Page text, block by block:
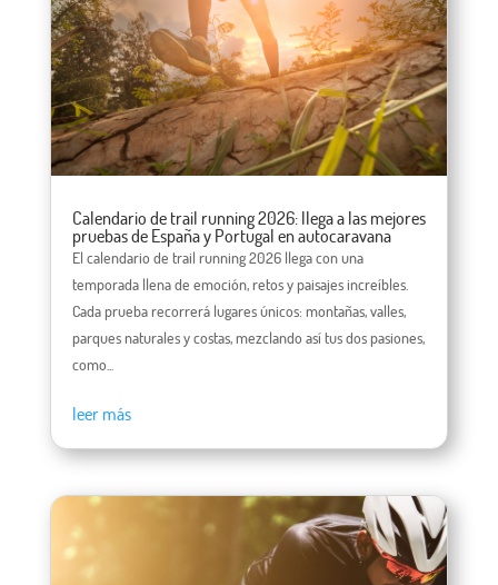
Calendario de trail running 2026: llega a las mejores
pruebas de España y Portugal en autocaravana
El calendario de trail running 2026 llega con una
temporada llena de emoción, retos y paisajes increíbles.
Cada prueba recorrerá lugares únicos: montañas, valles,
parques naturales y costas, mezclando así tus dos pasiones,
como...
leer más